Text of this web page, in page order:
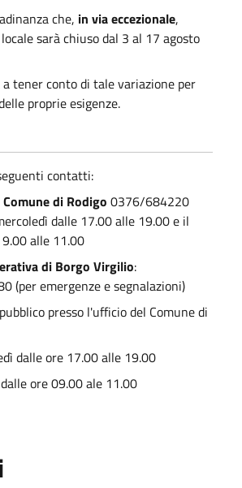
che, in via eccezionale,
sarà chiuso dal 3 al 17 agosto
tener conto di tale variazione per
proprie esigenze.
contatti:
di Rodigo 0376/684220
dalle 17.00 alle 19.00 e il
alle 11.00
di Borgo Virgilio:
(per emergenze e segnalazioni)
presso l'ufficio del Comune di
dalle ore 17.00 alle 19.00
ore 09.00 ale 11.00